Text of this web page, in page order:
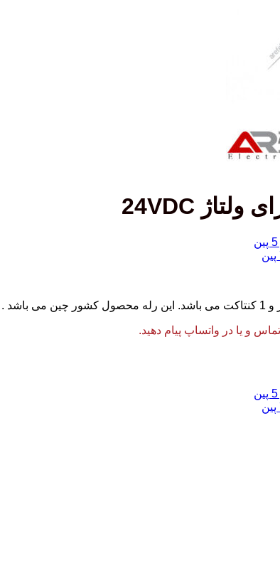
و یا در واتساپ پیام دهید.